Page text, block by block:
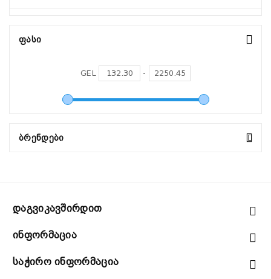
Ფასი
GEL -
Ბრენდები
Დაგვიკავშირდით
Ინფორმაცია
Საჭირო Ინფორმაცია